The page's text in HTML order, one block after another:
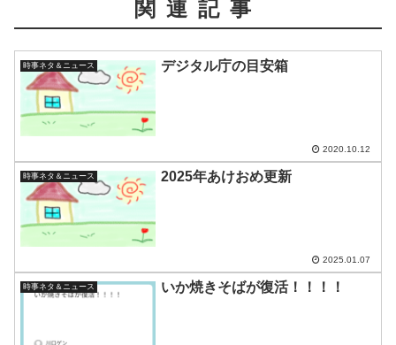
関連記事
時事ネタ＆ニュース デジタル庁の目安箱
2020.10.12
時事ネタ＆ニュース 2025年あけおめ更新
2025.01.07
時事ネタ＆ニュース いか焼きそばが復活！！！！